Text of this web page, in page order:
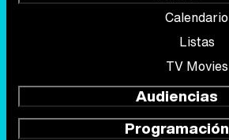
Calendario
Listas
TV Movies
Audiencias
Programación